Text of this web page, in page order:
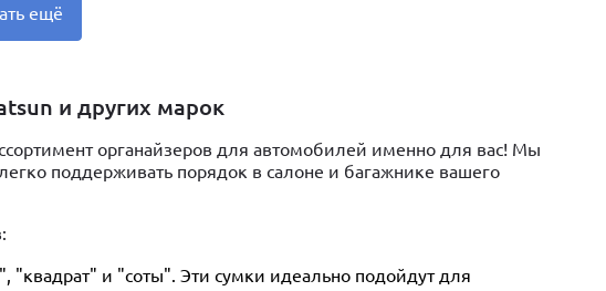
ещё
и других марок
органайзеров для автомобилей именно для вас! Мы
поддерживать порядок в салоне и багажнике вашего
и "соты". Эти сумки идеально подойдут для